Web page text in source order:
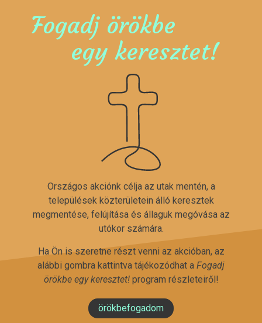
Fogadj örökbe
egy keresztet!
Országos akciónk célja az utak mentén, a
települések közterületein álló keresztek
megmentése, felújítása és állaguk megóvása az
utókor számára.
Ha Ön is szeretne részt venni az akcióban, az
alábbi gombra kattintva tájékozódhat a Fogadj
örökbe egy keresztet!program részleteiről!
örökbefogadom